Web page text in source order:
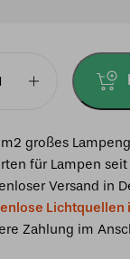
großes
für Lampen seit
Versand in
Lichtquellen
Zahlung im